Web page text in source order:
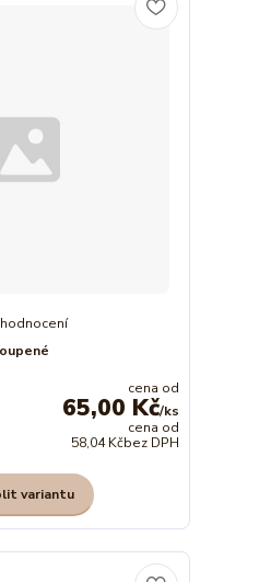
cena od
65,00 Kč/ks
cena od
58,04 Kčbez DPH
variantu